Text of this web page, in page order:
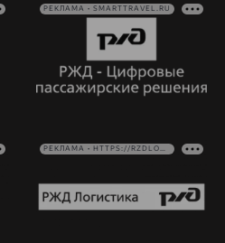
РЕКЛАМА • SMARTTRAVEL.RU
РЕКЛАМА • HTTPS://RZDLOG.RU/